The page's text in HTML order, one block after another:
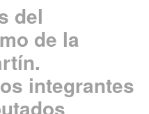
del
de la
integrantes